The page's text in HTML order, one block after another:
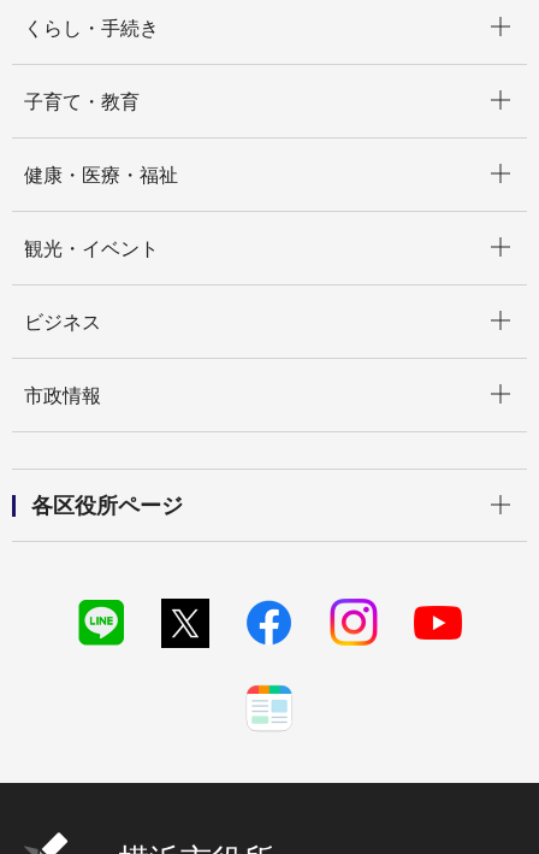
くらし・手続き
子育て・教育
健康・医療・福祉
観光・イベント
ビジネス
市政情報
各区役所ページ